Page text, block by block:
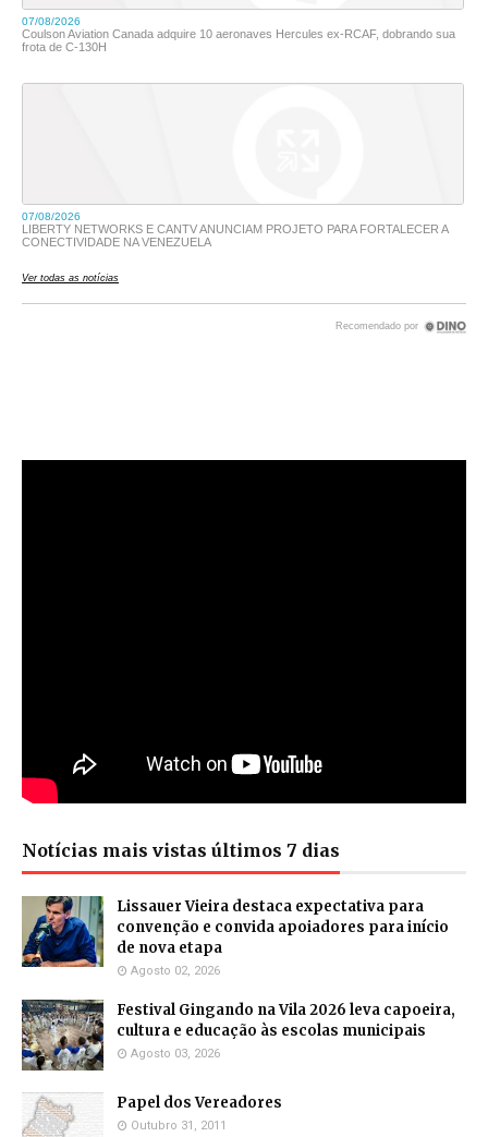
Notícias mais vistas últimos 7 dias
Lissauer Vieira destaca expectativa para
convenção e convida apoiadores para início
de nova etapa
Agosto 02, 2026
Festival Gingando na Vila 2026 leva capoeira,
cultura e educação às escolas municipais
Agosto 03, 2026
Papel dos Vereadores
Outubro 31, 2011